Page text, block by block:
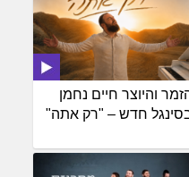
והיוצר חיים נחמן
חדש – "רק אתה"